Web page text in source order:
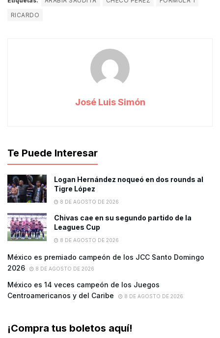
RICARDO
José Luis Simón
Te Puede Interesar
Logan Hernández noqueó en dos rounds al
Tigre López
8 DE AGOSTO DE 2026
Chivas cae en su segundo partido de la
Leagues Cup
8 DE AGOSTO DE 2026
México es premiado campeón de los JCC Santo Domingo
2026
8 DE AGOSTO DE 2026
México es 14 veces campeón de los Juegos
Centroamericanos y del Caribe
8 DE AGOSTO DE 2026
¡Compra tus boletos aquí!